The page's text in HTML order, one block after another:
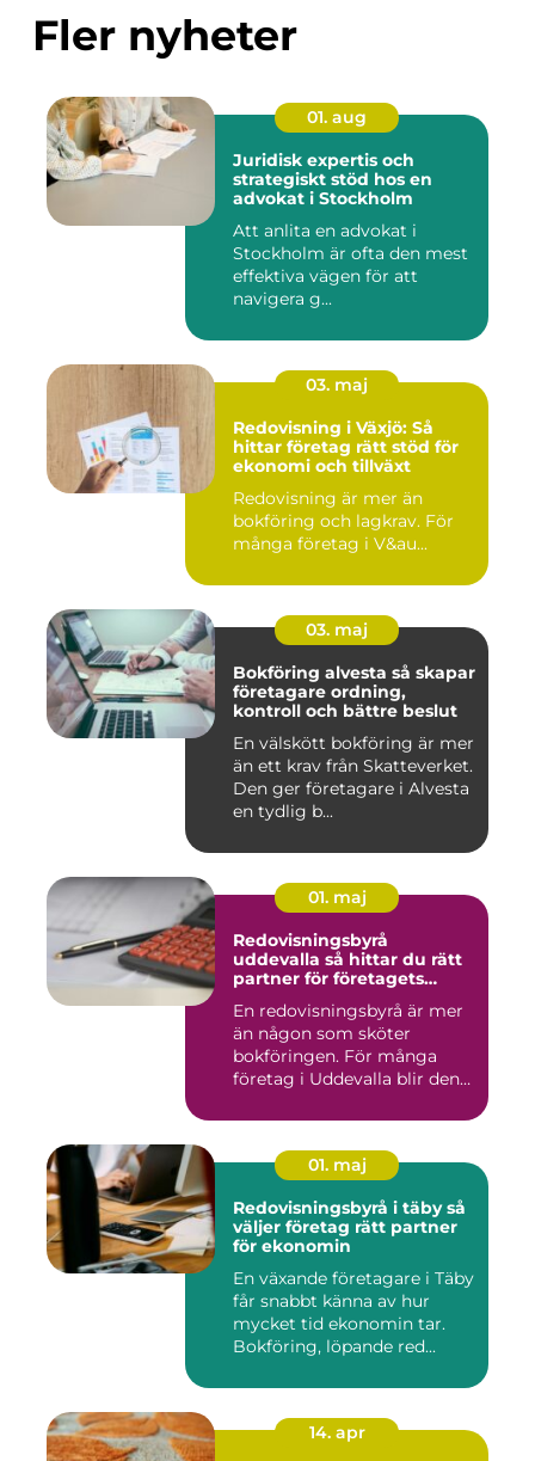
Fler nyheter
01. aug
Juridisk expertis och
strategiskt stöd hos en
advokat i Stockholm
Att anlita en advokat i
Stockholm är ofta den mest
effektiva vägen för att
navigera g...
03. maj
Redovisning i Växjö: Så
hittar företag rätt stöd för
ekonomi och tillväxt
Redovisning är mer än
bokföring och lagkrav. För
många företag i V&au...
03. maj
Bokföring alvesta så skapar
företagare ordning,
kontroll och bättre beslut
En välskött bokföring är mer
än ett krav från Skatteverket.
Den ger företagare i Alvesta
en tydlig b...
01. maj
Redovisningsbyrå
uddevalla så hittar du rätt
partner för företagets
En redovisningsbyrå är mer
än någon som sköter
bokföringen. För många
företag i Uddevalla blir den
01. maj
Redovisningsbyrå i täby så
väljer företag rätt partner
för ekonomin
En växande företagare i Täby
får snabbt känna av hur
mycket tid ekonomin tar.
Bokföring, löpande red...
14. apr